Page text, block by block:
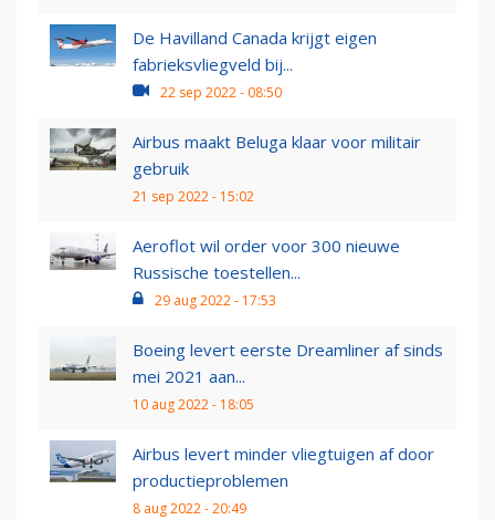
De Havilland Canada krijgt eigen
fabrieksvliegveld bij...
22 sep 2022 - 08:50
Airbus maakt Beluga klaar voor militair
gebruik
21 sep 2022 - 15:02
Aeroflot wil order voor 300 nieuwe
Russische toestellen...
29 aug 2022 - 17:53
Boeing levert eerste Dreamliner af sinds
mei 2021 aan...
10 aug 2022 - 18:05
Airbus levert minder vliegtuigen af door
productieproblemen
8 aug 2022 - 20:49